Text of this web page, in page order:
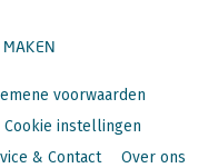
MAKEN
voorwaarden
Cookie instellingen
& Contact Over ons